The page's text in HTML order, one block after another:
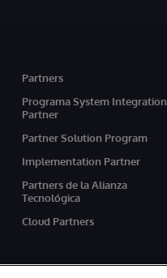
Partners
Programa System Integration
Partner
Partner Solution Program
Implementation Partner
Partners de la Alianza
Tecnológica
Cloud Partners